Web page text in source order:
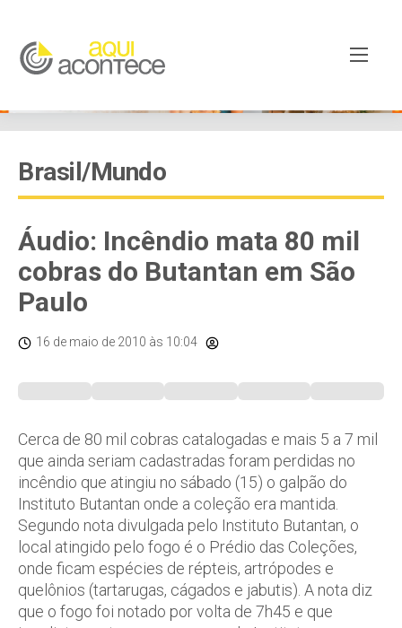
Brasil/Mundo
Áudio: Incêndio mata 80 mil
cobras do Butantan em São
Paulo
16 de maio de 2010 às 10:04
Cerca de 80 mil cobras catalogadas e mais 5 a 7 mil
que ainda seriam cadastradas foram perdidas no
incêndio que atingiu no sábado (15) o galpão do
Instituto Butantan onde a coleção era mantida.
Segundo nota divulgada pelo Instituto Butantan, o
local atingido pelo fogo é o Prédio das Coleções,
onde ficam espécies de répteis, artrópodes e
quelônios (tartarugas, cágados e jabutis). A nota diz
que o fogo foi notado por volta de 7h45 e que